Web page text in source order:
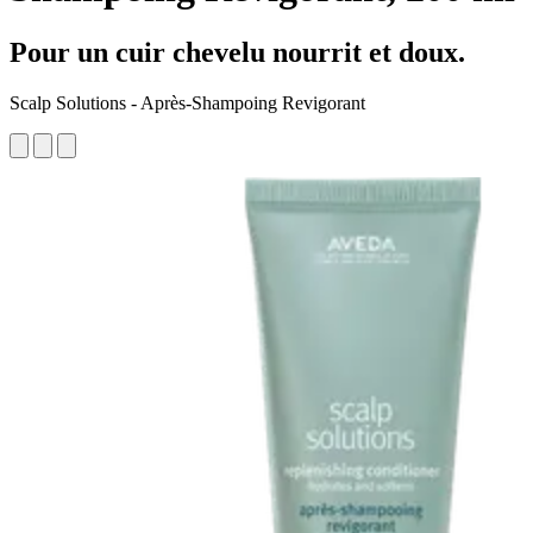
Pour un cuir chevelu nourrit et doux.
Scalp Solutions - Après-Shampoing Revigorant